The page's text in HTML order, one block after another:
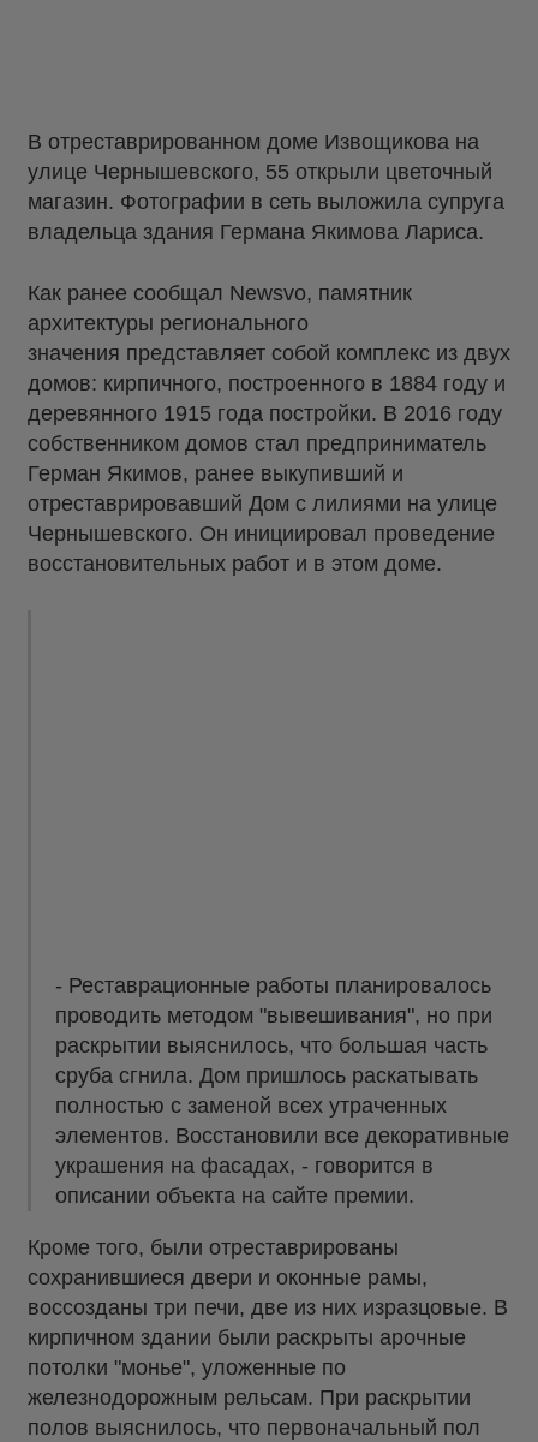
В отреставрированном доме Извощикова на
улице Чернышевского, 55 открыли цветочный
магазин. Фотографии в сеть выложила супруга
владельца здания Германа Якимова Лариса.
Как ранее сообщал Newsvo, памятник
архитектуры регионального
значения представляет собой комплекс из двух
домов: кирпичного, построенного в 1884 году и
деревянного 1915 года постройки. В 2016 году
собственником домов стал предприниматель
Герман Якимов, ранее выкупивший и
отреставрировавший Дом с лилиями на улице
Чернышевского. Он инициировал проведение
восстановительных работ и в этом доме.
- Реставрационные работы планировалось
проводить методом "вывешивания", но при
раскрытии выяснилось, что большая часть
сруба сгнила. Дом пришлось раскатывать
полностью с заменой всех утраченных
элементов. Восстановили все декоративные
украшения на фасадах, - говорится в
описании объекта на сайте премии.
Кроме того, были отреставрированы
сохранившиеся двери и оконные рамы,
воссозданы три печи, две из них изразцовые. В
кирпичном здании были раскрыты арочные
потолки "монье", уложенные по
железнодорожным рельсам. При раскрытии
полов выяснилось, что первоначальный пол